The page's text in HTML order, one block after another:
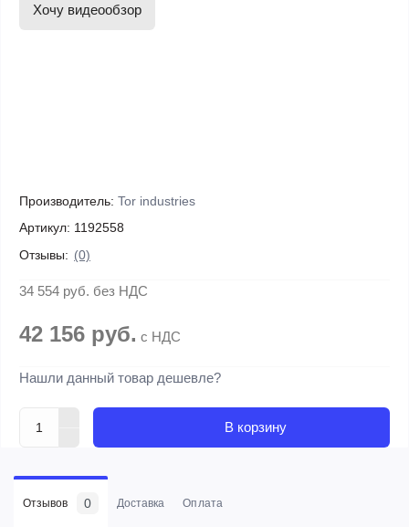
Хочу видеообзор
Производитель: Tor industries
Артикул: 1192558
Отзывы: (0)
34 554 руб. без НДС
42 156 руб. с НДС
Нашли данный товар дешевле?
В корзину
Отзывов 0 Доставка Оплата